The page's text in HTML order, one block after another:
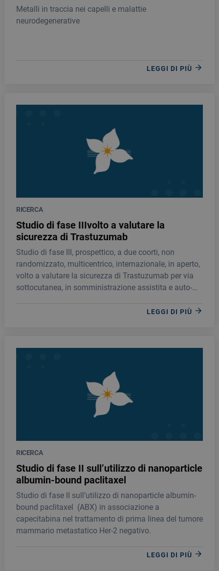
Metalli in traccia nei capelli e malattie
neurodegenerative
LEGGI DI PIÙ
RICERCA
Studio di fase IIIvolto a valutare la
sicurezza di Trastuzumab
Studio di fase III, prospettico, a due coorti, non
randomizzato, multicentrico, internazionale, in aperto,
volto a valutare la sicurezza di Trastuzumab per via
sottocutanea, in somministrazione assistita e auto-
LEGGI DI PIÙ
RICERCA
Studio di fase II sull’utilizzo di nanoparticle
albumin-bound paclitaxel
Studio di fase II sull’utilizzo di nanoparticle albumin-
bound paclitaxel (ABX) in associazione a
capecitabina nel trattamento di prima linea del tumore
mammario metastatico Her-2 negativo.
LEGGI DI PIÙ